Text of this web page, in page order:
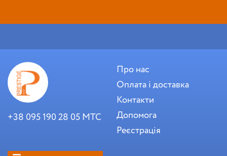
+38 095 190 28 05 МТС
Про нас
Оплата і доставка
Контакти
Допомога
Реєстрація